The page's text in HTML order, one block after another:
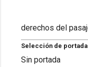
Selección de portada